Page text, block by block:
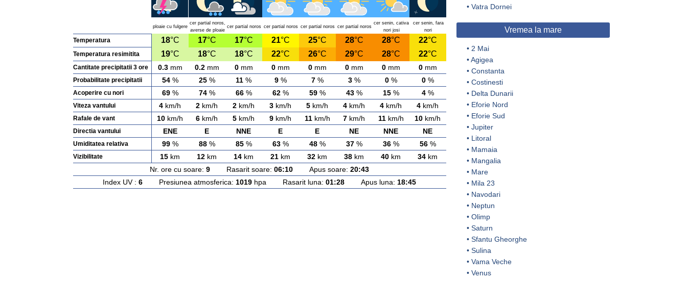
ploaie cu fulgere
cer partial noros,
averse de ploaie
cer partial noros cer partial noros cer partial noros cer partial noros
cer senin, cativa
nori josi
cer senin, fara
nori
Temperatura 18°C 17°C 17°C 21°C 25°C 28°C 28°C 22°C
Temperatura resimitita 19°C 18°C 18°C 22°C 26°C 29°C 28°C 22°C
Cantitate precipitatii 3 ore 0.3mm 0.2mm 0mm 0mm 0mm 0mm 0mm 0mm
Probabilitate precipitatii 54% 25% 11 % 9% 7% 3% 0% 0%
Acoperire cu nori 69% 74% 66% 62% 59% 43% 15% 4%
Viteza vantului 4 km/h 2 km/h 2 km/h 3 km/h 5 km/h 4 km/h 4 km/h 4 km/h
Rafale de vant 10 km/h 6 km/h 5 km/h 9 km/h 11km/h 7 km/h 11km/h 10 km/h
Directia vantului ENE E NNE E E NE NNE NE
Umiditatea relativa 99% 88% 85% 63% 48% 37% 36% 56%
Vizibilitate 15 km 12 km 14 km 21 km 32 km 38 km 40 km 34 km
Nr. ore cu soare: 9 Rasarit soare: 06:10 Apus soare: 20:43
Index UV : 6 Presiunea atmosferica: 1019 hpa Rasarit luna: 01:28 Apus luna: 18:45
• Vatra Dornei
Vremea la mare
• 2 Mai
•Agigea
• Constanta
• Costinesti
• Delta Dunarii
• Eforie Nord
• Eforie Sud
• Jupiter
• Litoral
• Mamaia
• Mangalia
• Mare
• Mila 23
• Navodari
• Neptun
• Olimp
• Saturn
• Sfantu Gheorghe
• Sulina
• Vama Veche
• Venus